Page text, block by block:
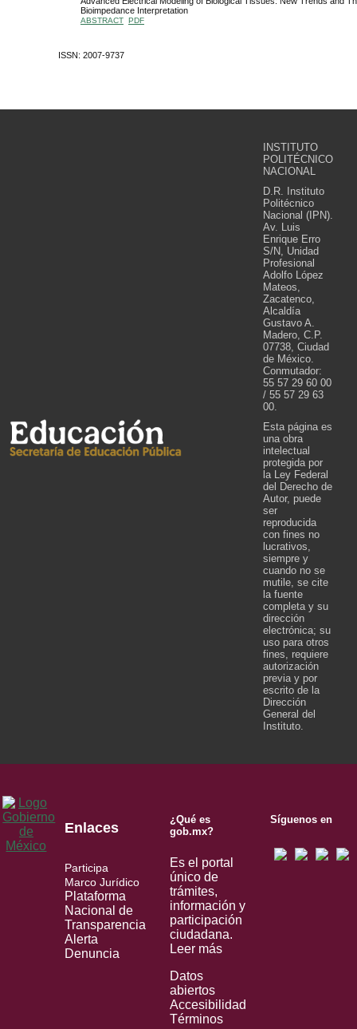
Bioimpedance Interpretation
ABSTRACT PDF
ISSN: 2007-9737
INSTITUTO
POLITÉCNICO
NACIONAL
D.R. Instituto
Politécnico
Nacional (IPN).
Av. Luis
Enrique Erro
S/N, Unidad
Profesional
Adolfo López
Mateos,
Zacatenco,
Alcaldía
Gustavo A.
Madero, C.P.
07738, Ciudad
de México.
Conmutador:
55 57 29 60 00
/ 55 57 29 63
00.
Esta página es
una obra
intelectual
protegida por
la Ley Federal
del Derecho de
Autor, puede
ser
reproducida
con fines no
lucrativos,
siempre y
cuando no se
mutile, se cite
la fuente
completa y su
dirección
electrónica; su
uso para otros
fines, requiere
autorización
previa y por
escrito de la
Dirección
General del
Instituto.
Enlaces
Participa
Marco Jurídico
Plataforma
Nacional de
Transparencia
Alerta
Denuncia
¿Qué es
gob.mx?
Es el portal
único de
trámites,
información y
participación
ciudadana.
Leer más
Datos
abiertos
Accesibilidad
Términos
Síguenos en